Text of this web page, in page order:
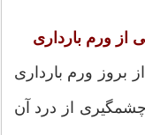
ورم بارداری
بروز ورم بارداری
چشمگیری از درد آن